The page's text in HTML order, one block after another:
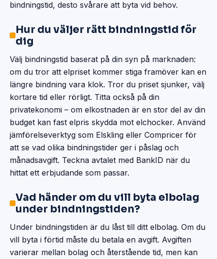
bindningstid, desto svårare att byta vid behov.
Hur du väljer rätt bindningstid för
dig
Välj bindningstid baserat på din syn på marknaden:
om du tror att elpriset kommer stiga framöver kan en
längre bindning vara klok. Tror du priset sjunker, välj
kortare tid eller rörligt. Titta också på din
privatekonomi – om elkostnaden är en stor del av din
budget kan fast elpris skydda mot elchocker. Använd
jämförelseverktyg som Elskling eller Compricer för
att se vad olika bindningstider ger i påslag och
månadsavgift. Teckna avtalet med BankID när du
hittat ett erbjudande som passar.
Vad händer om du vill byta elbolag
under bindningstiden?
Under bindningstiden är du låst till ditt elbolag. Om du
vill byta i förtid måste du betala en avgift. Avgiften
varierar mellan bolag och återstående tid, men kan